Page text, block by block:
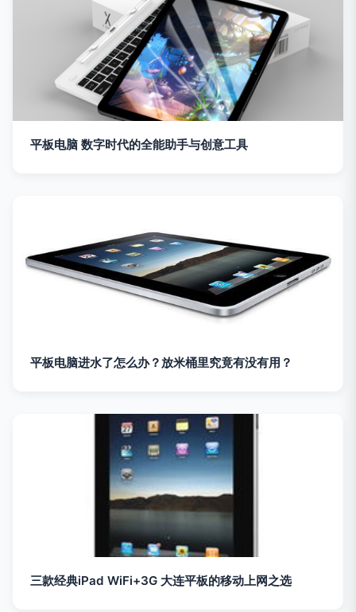
平板电脑 数字时代的全能助手与创意工具
平板电脑进水了怎么办？放米桶里究竟有没有用？
三款经典iPad WiFi+3G 大连平板的移动上网之选